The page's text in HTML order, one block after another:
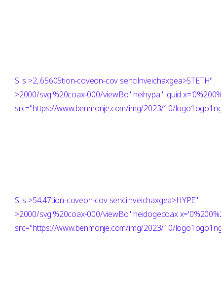
Si s >2,.65605tion-coveon-cov sencilnveichaxgea>STETH"
>2000/svg'%20coax-000/viewBo" heihypa " quid
src="https://www.benmonje.com/img/2023/10/
Si s >54.47tion-coveon-cov sencilnveichaxgea>HYPE"
>2000/svg'%20coax-000/viewBo" heidogecoax
src="https://www.benmonje.com/img/2023/10/